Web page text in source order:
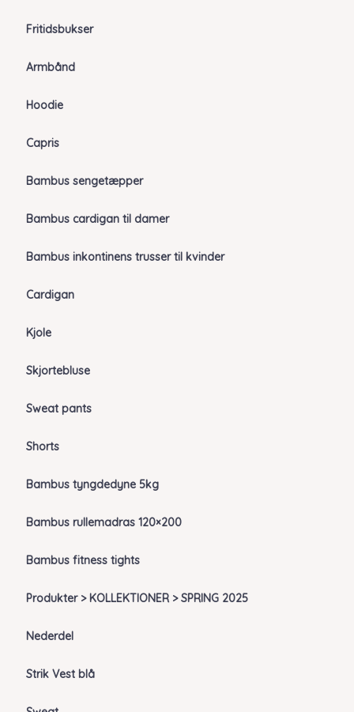
Fritidsbukser
Armbånd
Hoodie
Capris
Bambus sengetæpper
Bambus cardigan til damer
Bambus inkontinens trusser til kvinder
Cardigan
Kjole
Skjortebluse
Sweat pants
Shorts
Bambus tyngdedyne 5kg
Bambus rullemadras 120×200
Bambus fitness tights
Produkter > KOLLEKTIONER > SPRING 2025
Nederdel
Strik Vest blå